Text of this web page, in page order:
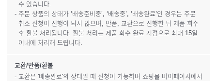
수 있습니다.
- 주문 상품의 상태가 ‘배송준비중’, ‘배송중’, ‘배송완료’인 경우는 주문
취소 신청이 진행이 되지 않으며, 반품, 교환으로 진행한 뒤 제품 회수
후 환불 처리됩니다. 환불 처리는 제품 회수 완료 시점으로 최대 15일
이내에 처리해 드립니다.
교환/반품/환불
- 교환은 '배송완료'의 상태일 때 신청이 가능하며 쇼핑몰 마이페이지에서